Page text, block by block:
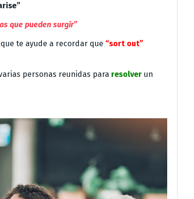
que pueden surgir”
te ayude a recordar que “sort out”
personas reunidas para resolver un